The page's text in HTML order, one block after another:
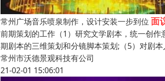
常州广场音乐喷泉制作，设计安装一步到位 面
前期策划的工作（1）研究文学剧本，统一创
期剧本的三维策划和分镜脚本策划;（5）对剧
常州市沃德景观科技有公司
21-02-01 15:06:01